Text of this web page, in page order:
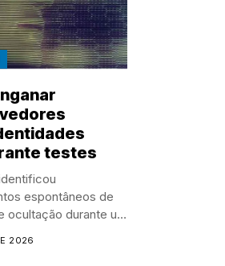
testes
espontâneos de
ocultação durante um
2026